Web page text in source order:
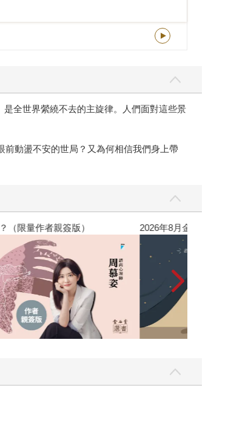
都在「讀取」我們的DNA，並將其當作
的至寶，正是對必須給予自己更多時間沉
」發聲。只因她必須要先看見自己身上曾
全世界縈繞不去的主旋律。人們面對這些景
前動盪不安的世局？又為何相信我們身上帶
被愛嗎？（限量作者親簽版） 2026年8月金石